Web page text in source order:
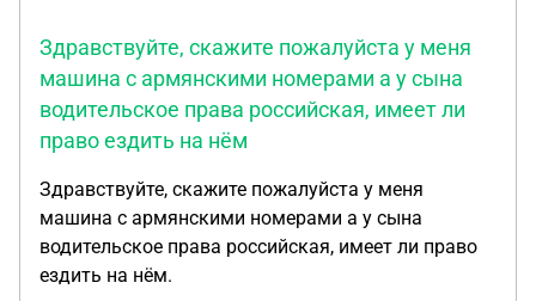
Здравствуйте, скажите пожалуйста у меня
машина с армянскими номерами а у сына
водительское права российская, имеет ли
право ездить на нём
Здравствуйте, скажите пожалуйста у меня
машина с армянскими номерами а у сына
водительское права российская, имеет ли право
ездить на нём.